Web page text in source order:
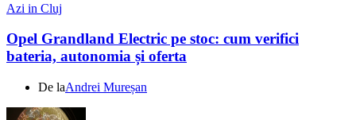
Azi in Cluj
Opel Grandland Electric pe stoc: cum verifici
bateria, autonomia și oferta
De laAndrei Mureșan